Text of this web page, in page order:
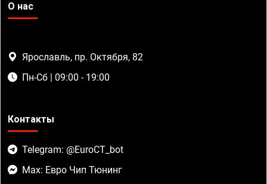
О нас
Ярославль, пр. Октября, 82
Пн-Сб | 09:00 - 19:00
Контакты
Telegram: @EuroCT_bot
Max: Евро Чип Тюнинг